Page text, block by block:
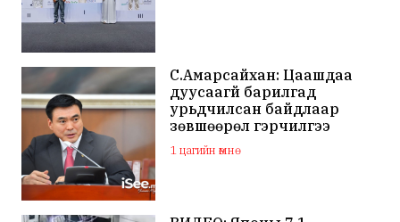
С.Амарсайхан: Цаашдаа
дуусаагүй барилгад
урьдчилсан байдлаар
зөвшөөрөл гэрчилгээ
олгохгүй байхаар зохион
байгуулалт хийж
1 цагийн өмнө